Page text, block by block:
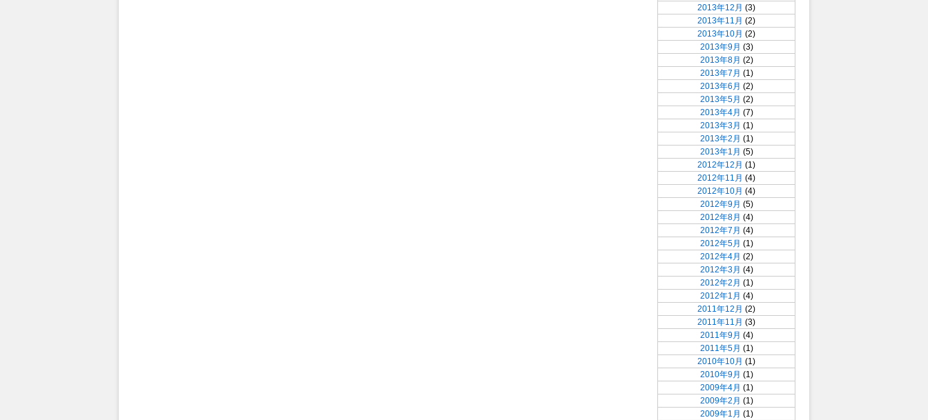
2013年12月 (3)
2013年11月 (2)
2013年10月 (2)
2013年9月 (3)
2013年8月 (2)
2013年7月 (1)
2013年6月 (2)
2013年5月 (2)
2013年4月 (7)
2013年3月 (1)
2013年2月 (1)
2013年1月 (5)
2012年12月 (1)
2012年11月 (4)
2012年10月 (4)
2012年9月 (5)
2012年8月 (4)
2012年7月 (4)
2012年5月 (1)
2012年4月 (2)
2012年3月 (4)
2012年2月 (1)
2012年1月 (4)
2011年12月 (2)
2011年11月 (3)
2011年9月 (4)
2011年5月 (1)
2010年10月 (1)
2010年9月 (1)
2009年4月 (1)
2009年2月 (1)
2009年1月 (1)